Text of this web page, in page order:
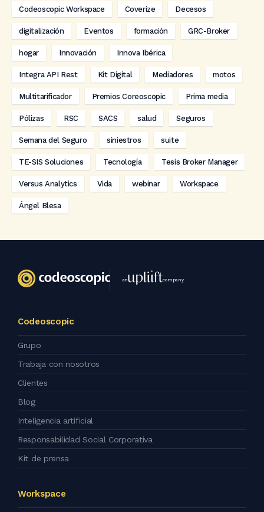
Codeoscopic Workspace Coverize Decesos
digitalización Eventos formación GRC-Broker
hogar Innovación Innova Ibérica
Integra API Rest Kit Digital Mediadores motos
Multitarificador Premios Coreoscopic Prima media
Pólizas RSC SACS salud Seguros
Semana del Seguro siniestros suite
TE-SIS Soluciones Tecnología Tesis Broker Manager
Versus Analytics Vida webinar Workspace
Ángel Blesa
an company
Codeoscopic
Grupo
Trabaja con nosotros
Clientes
Blog
Inteligencia artificial
Responsabilidad Social Corporativa
Kit de prensa
Workspace